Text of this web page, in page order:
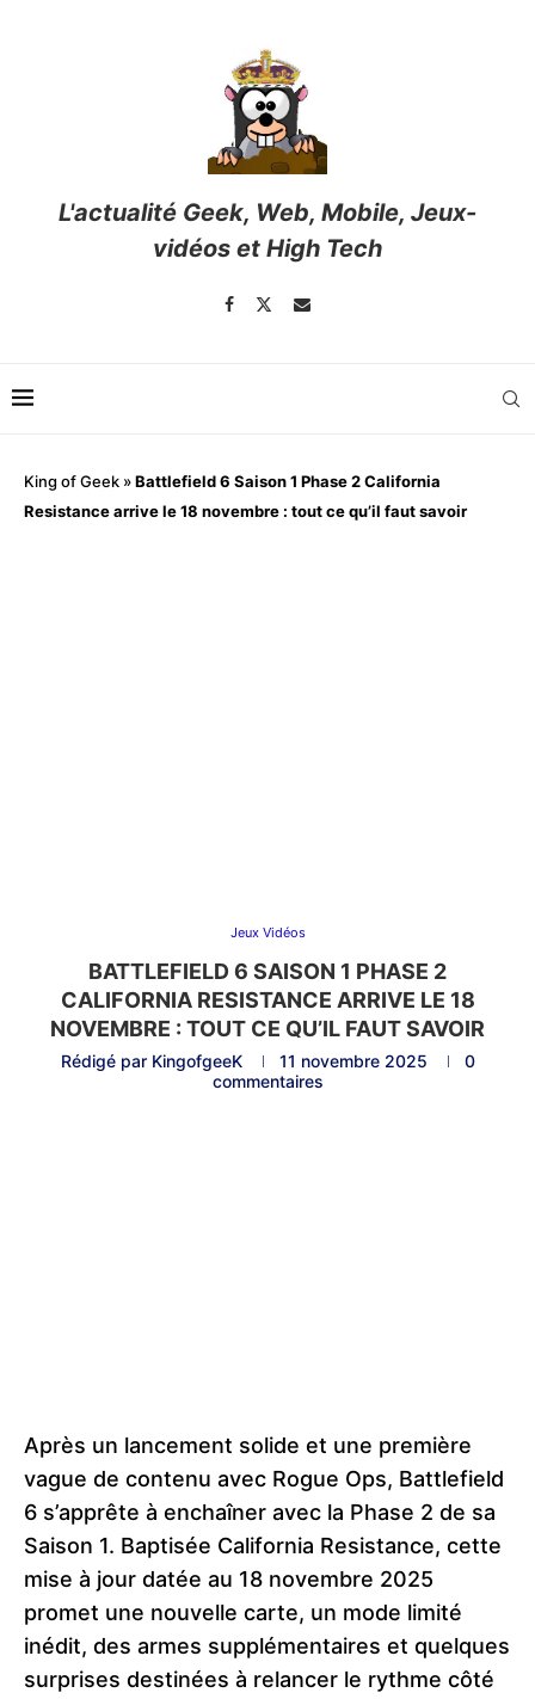
L'actualité Geek, Web, Mobile, Jeux-
vidéos et High Tech
King of Geek »Battlefield 6 Saison 1 Phase 2 California
Resistance arrive le 18 novembre : tout ce qu’il faut savoir
Jeux Vidéos
BATTLEFIELD 6 SAISON 1 PHASE 2
CALIFORNIA RESISTANCE ARRIVE LE 18
NOVEMBRE : TOUT CE QU’IL FAUT SAVOIR
Rédigé par KingofgeeK 11 novembre 2025
0
commentaires
Après un lancement solide et une première
vague de contenu avec Rogue Ops, Battlefield
6 s’apprête à enchaîner avec la Phase 2 de sa
Saison 1. Baptisée California Resistance, cette
mise à jour datée au 18 novembre 2025
promet une nouvelle carte, un mode limité
inédit, des armes supplémentaires et quelques
surprises destinées à relancer le rythme côté